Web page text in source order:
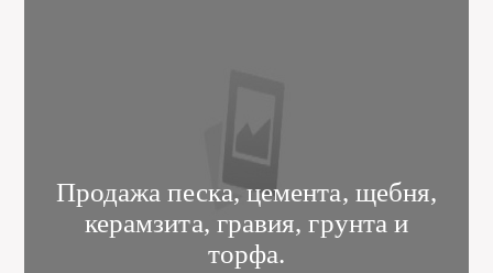
Продажа песка, цемента, щебня,
керамзита, гравия, грунта и
торфа.